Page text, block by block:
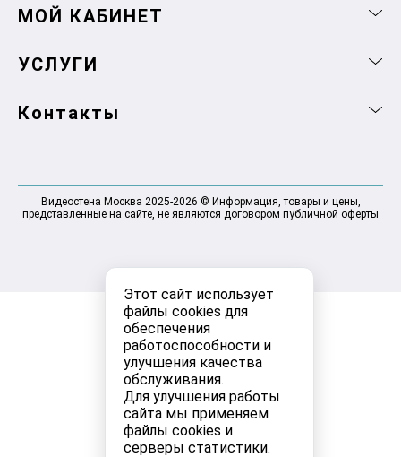
Этот сайт использует
файлы cookies для
обеспечения
работоспособности и
улучшения качества
обслуживания.
Для улучшения работы
сайта мы применяем
файлы cookies и
серверы статистики.
МОЙ КАБИНЕТ
УСЛУГИ
Контакты
Видеостена Москва 2025-2026 © Информация, товары и цены,
представленные на сайте, не являются договором публичной оферты